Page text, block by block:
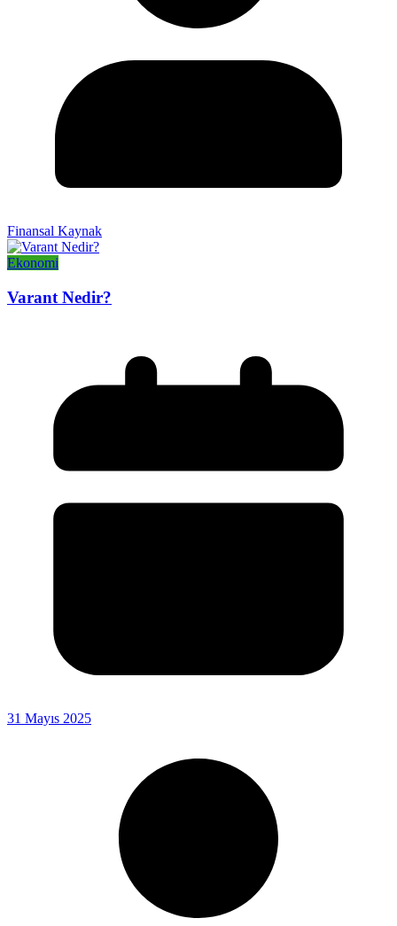
Finansal Kaynak
Ekonomi
Varant Nedir?
31 Mayıs 2025